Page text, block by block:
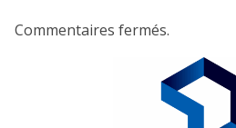
Commentaires fermés.